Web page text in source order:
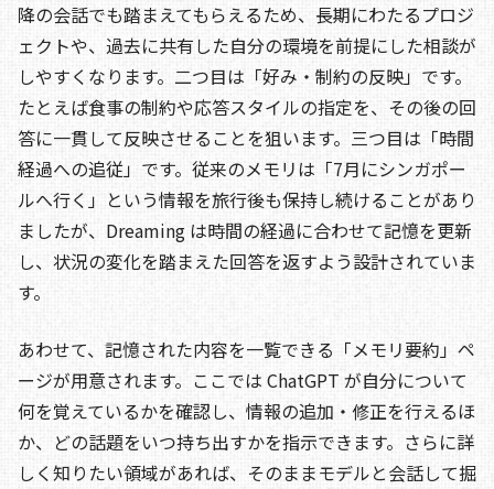
降の会話でも踏まえてもらえるため、長期にわたるプロジ
ェクトや、過去に共有した自分の環境を前提にした相談が
しやすくなります。二つ目は「好み・制約の反映」です。
たとえば食事の制約や応答スタイルの指定を、その後の回
答に一貫して反映させることを狙います。三つ目は「時間
経過への追従」です。従来のメモリは「7月にシンガポー
ルへ行く」という情報を旅行後も保持し続けることがあり
ましたが、Dreaming は時間の経過に合わせて記憶を更新
し、状況の変化を踏まえた回答を返すよう設計されていま
す。
あわせて、記憶された内容を一覧できる「メモリ要約」ペ
ージが用意されます。ここでは ChatGPT が自分について
何を覚えているかを確認し、情報の追加・修正を行えるほ
か、どの話題をいつ持ち出すかを指示できます。さらに詳
しく知りたい領域があれば、そのままモデルと会話して掘